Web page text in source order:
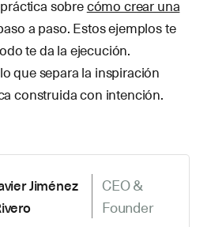
sobrecómo crear una
a paso. Estos ejemplos te
te da la ejecución.
que separa la inspiración
construida con intención.
Jiménez
CEO &
Founder